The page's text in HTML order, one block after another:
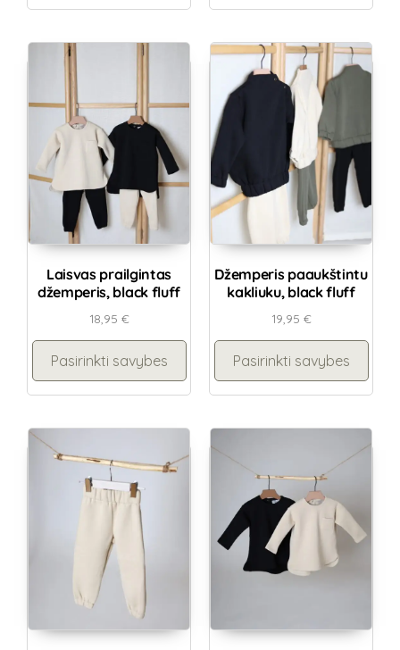
Laisvas prailgintas
džemperis, black fluff
18,95 €
Pasirinkti savybes
Džemperis paaukštintu
kakliuku, black fluff
19,95 €
Pasirinkti savybes